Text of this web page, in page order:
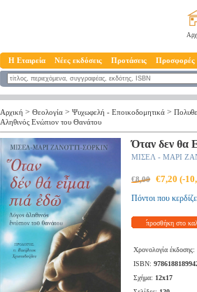
Η Εταιρεία Νέες εκδόσεις Προτάσεις Προσφορές
Αρχική > Θεολογία > Ψυχωφελή - Επoικοδομητικά >
Αληθινός Ενώπιον του Θανάτου
Όταν δεν θα
ΜΙΣΕΛ - ΜΑΡΙ
€8,00 €7,20 (-
Πόντοι που
προσθήκη στο
Χρονολογία έκδοσης:
ISBN:
Σχήμα: 12x17